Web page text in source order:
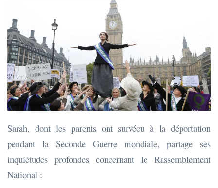
Sarah, dont les parents ont survécu à la déportation
pendant la Seconde Guerre mondiale, partage ses
inquiétudes profondes concernant le Rassemblement
National :